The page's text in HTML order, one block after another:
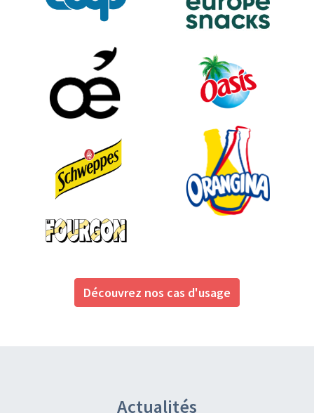
Découvrez nos cas d'usage
Actualités